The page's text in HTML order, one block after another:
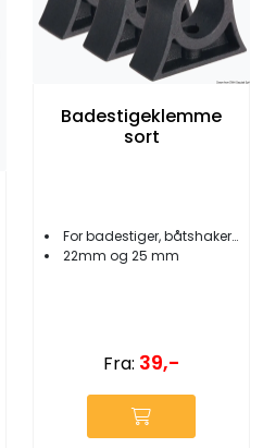
Badestigeklemme
sort
For badestiger, båtshaker etc.
22mm og 25 mm
Fra: 39,-